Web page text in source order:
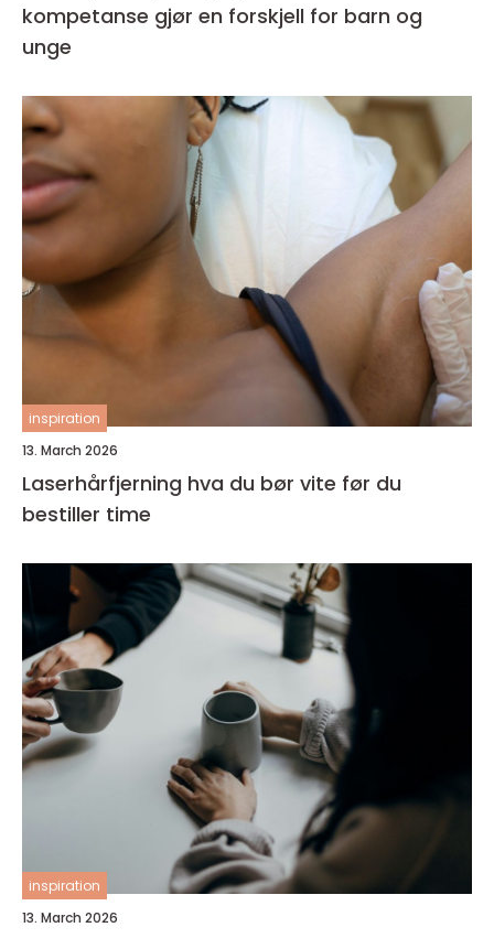
kompetanse gjør en forskjell for barn og
unge
inspiration
13. March 2026
Laserhårfjerning hva du bør vite før du
bestiller time
inspiration
13. March 2026